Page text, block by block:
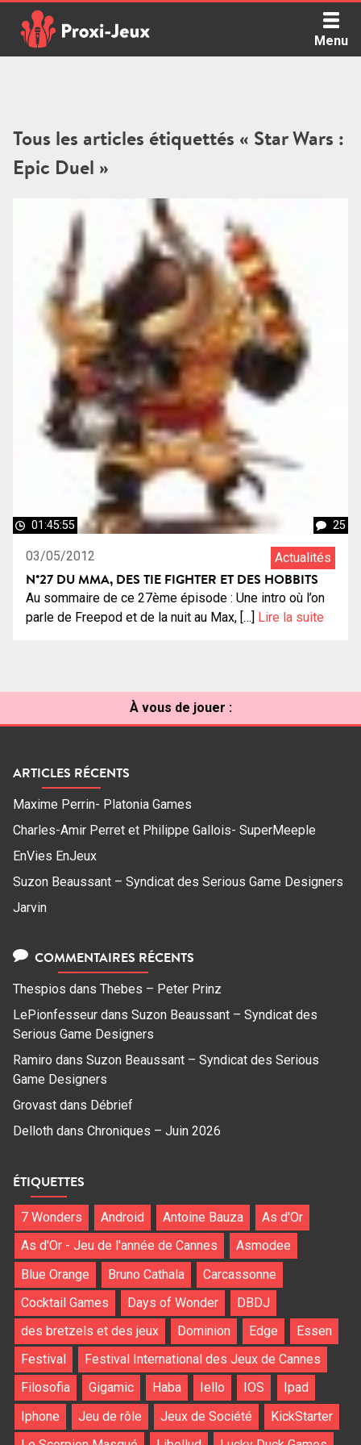
content
Menu
Tous les articles étiquettés « Star Wars :
Epic Duel »
01:45:55 25
03/05/2012 Actualités
N°27 DU MMA, DES TIE FIGHTER ET DES HOBBITS
Au sommaire de ce 27ème épisode : Une intro où l’on
parle de Freepod et de la nuit au Max, […] Lire la suite
À vous de jouer :
ARTICLES RÉCENTS
Maxime Perrin- Platonia Games
Charles-Amir Perret et Philippe Gallois- SuperMeeple
EnVies EnJeux
Suzon Beaussant – Syndicat des Serious Game Designers
Jarvin
COMMENTAIRES RÉCENTS
Thespios dans Thebes – Peter Prinz
LePionfesseur dans Suzon Beaussant – Syndicat des
Serious Game Designers
Ramiro dans Suzon Beaussant – Syndicat des Serious
Game Designers
Grovast dans Débrief
Delloth dans Chroniques – Juin 2026
ÉTIQUETTES
7 Wonders Android Antoine Bauza
As d'Or
As d'Or - Jeu de l'année de Cannes
Asmodee
Blue Orange
Bruno Cathala
Carcassonne
Cocktail Games
Days of Wonder
DBDJ
des bretzels et des jeux
Dominion Edge
Essen
Festival
Festival International des Jeux de Cannes
Filosofia
Gigamic Haba Iello IOS
Ipad
Iphone
Jeu de rôle Jeux de Société
KickStarter